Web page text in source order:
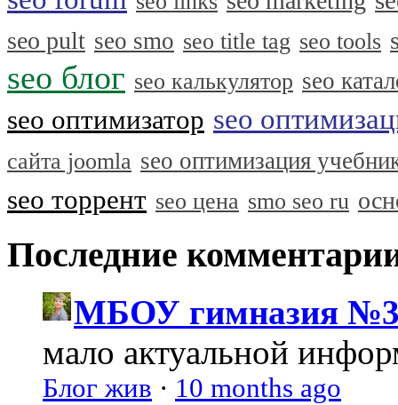
seo pult seo smo seo title tag seo tools
seo блог seo калькулятор seo
seo оптимизатор seo
сайта joomla seo оптимизация
seo торрент seo цена smo seo ru
Последние
МБОУ гимназия №3
мало актуальной
Блог жив · 10 months ago